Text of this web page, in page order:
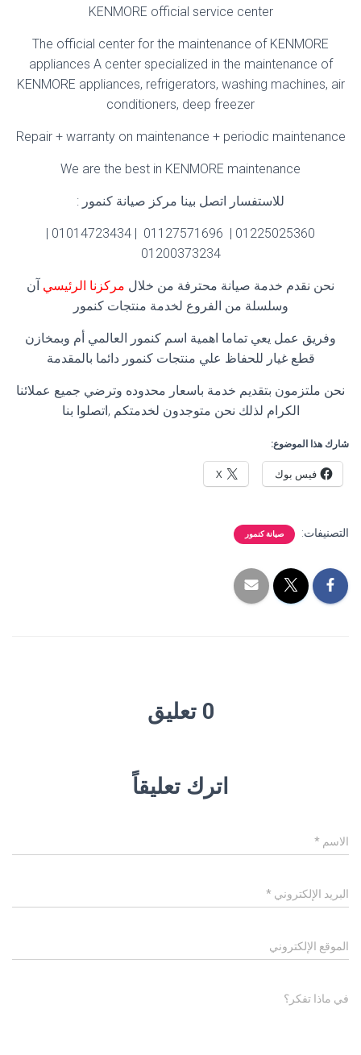
KENMORE official service center
The official center for the maintenance of KENMORE
appliances A center specialized in the maintenance of
KENMORE appliances, refrigerators, washing machines, air
conditioners, deep freezer
Repair + warranty on maintenance + periodic maintenance
We are the best in KENMORE maintenance
للاستفسار اتصل بينا مركز صيانة كنمور :
01225025360 | 01127571696 | 01014723434 |
01200373234
نحن نقدم خدمة صيانة محترفة من خلال مركزنا الرئيسي آن
وسلسلة من الفروع لخدمة منتجات كنمور
وفريق عمل يعي تماما اهمية اسم كنمور العالمي أم وبمخازن
قطع غيار للحفاظ علي منتجات كنمور دائما بالمقدمة
نحن ملتزمون بتقديم خدمة باسعار محدوده وترضي جميع عملائنا
الكرام لذلك نحن متوجدون لخدمتكم ,اتصلوا بنا
شارك هذا الموضوع:
فيس بوك X
التصنيفات: صيانة كنمور
0 تعليق
اترك تعليقاً
الاسم *
البريد الإلكتروني *
الموقع الإلكتروني
في ماذا تفكر؟